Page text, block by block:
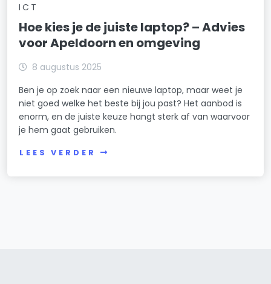
ICT
Hoe kies je de juiste laptop? – Advies
voor Apeldoorn en omgeving
8 augustus 2025
Ben je op zoek naar een nieuwe laptop, maar weet je
niet goed welke het beste bij jou past? Het aanbod is
enorm, en de juiste keuze hangt sterk af van waarvoor
je hem gaat gebruiken.
LEES VERDER